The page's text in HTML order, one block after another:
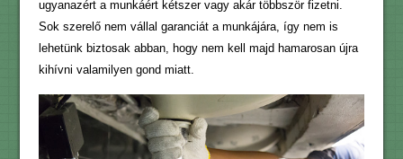
ugyanazért a munkáért kétszer vagy akár többször fizetni.
Sok szerelő nem vállal garanciát a munkájára, így nem is
lehetünk biztosak abban, hogy nem kell majd hamarosan újra
kihívni valamilyen gond miatt.